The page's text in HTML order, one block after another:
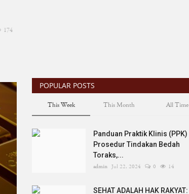
174
POPULAR POSTS
This Week This Month All Time
Panduan Praktik Klinis (PPK)
Prosedur Tindakan Bedah
Toraks,...
admin Jul 22, 2024 0 14
SEHAT ADALAH HAK RAKYAT: